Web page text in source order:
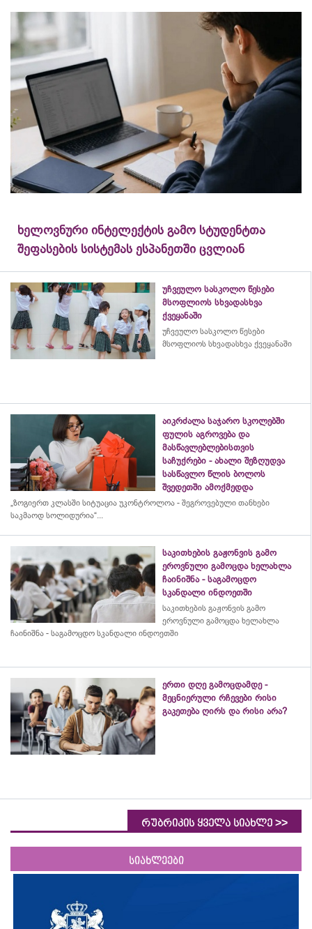
ხელოვნური ინტელექტის გამო სტუდენტთა
შეფასების სისტემას ესპანეთში ცვლიან
უჩვეულო სასკოლო წესები
მსოფლიოს სხვადასხვა
ქვეყანაში
უჩვეულო სასკოლო წესები
მსოფლიოს სხვადასხვა ქვეყანაში
აიკრძალა საჯარო სკოლებში
ფულის აგროვება და
მასწავლებლებისთვის
საჩუქრები - ახალი შეზღუდვა
სასწავლო წლის ბოლოს
შვედეთში ამოქმედდა
„ზოგიერთ კლასში სიტუაცია უკონტროლოა - შეგროვებული თანხები
საკმაოდ სოლიდურია“...
საკითხების გაჟონვის გამო
ეროვნული გამოცდა ხელახლა
ჩაინიშნა - საგამოცდო
სკანდალი ინდოეთში
საკითხების გაჟონვის გამო
ეროვნული გამოცდა ხელახლა
ჩაინიშნა - საგამოცდო სკანდალი ინდოეთში
ერთი დღე გამოცდამდე -
მეცნიერული რჩევები რისი
გაკეთება ღირს და რისი არა?
რუბრიკის ყველა სიახლე >>
სიახლეები